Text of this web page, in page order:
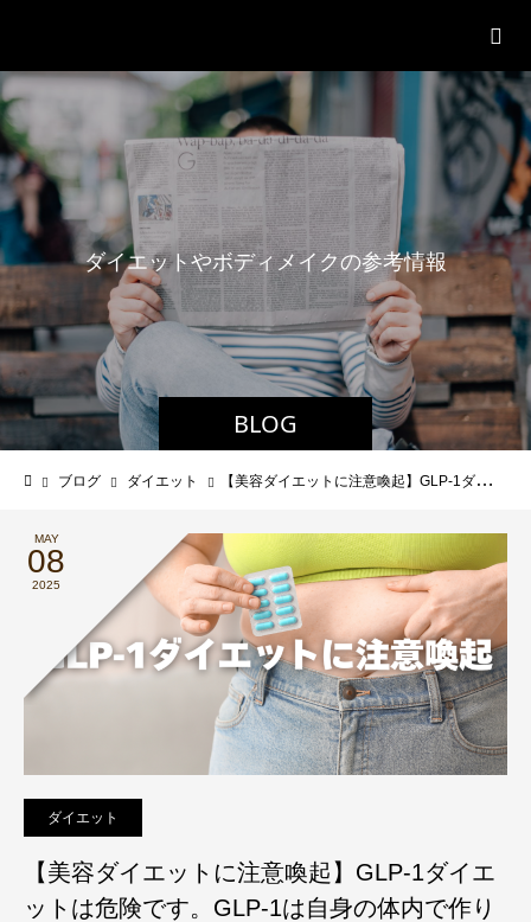
BLOG
ダイエットやボディメイクの参考情報
ブログ ダイエット 【美容ダイエットに注意喚起】GLP-1ダイエットは危険です。GLP-1は自身の体内で作りましょう。
MAY
08
2025
ダイエット
【美容ダイエットに注意喚起】GLP-1ダイエ
ットは危険です。GLP-1は自身の体内で作り